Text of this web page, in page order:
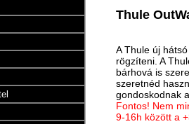
Thule
A Thule új
rögzíteni. A
bárhová is
szeretnéd
gondoskodnak
Fontos! Nem
9-16h között a